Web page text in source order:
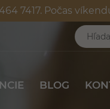
7417. Počas
BLOG
REFERENCIE